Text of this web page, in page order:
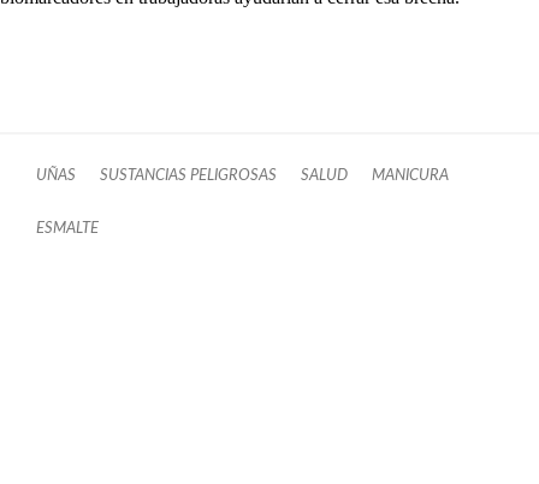
UÑAS SUSTANCIAS PELIGROSAS SALUD MANICURA
ESMALTE